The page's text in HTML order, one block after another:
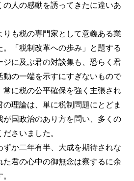
の人の感動を誘ってきたに違いあ
も税の専門家として意義ある業
「税制改革への歩み」と題する
ジに及ぶ君の対談集も、恐らく君
動の一端を示すにすぎないもので
常に税の公平確保を強く主張され
理論は、単に税制問題にとどま
が国政治のあり方を問い、多くの
さいました。
か二年有半、大成を期待されな
た君の心中の御無念は察するに余